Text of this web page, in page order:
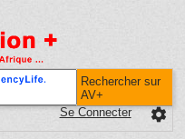
Rechercher sur
AV+
settings
Se Connecter